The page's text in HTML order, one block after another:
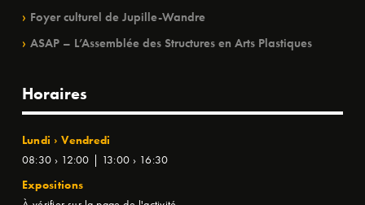
Foyer culturel de Jupille-Wandre
ASAP – L’Assemblée des Structures en Arts Plastiques
Horaires
Lundi › Vendredi
08:30 › 12:00 | 13:00 › 16:30
Expositions